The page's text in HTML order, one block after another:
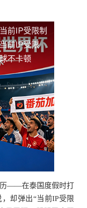
前IP受限制
前IP受限
不卡顿
历——在泰国度假时打
却弹出“当前IP受限